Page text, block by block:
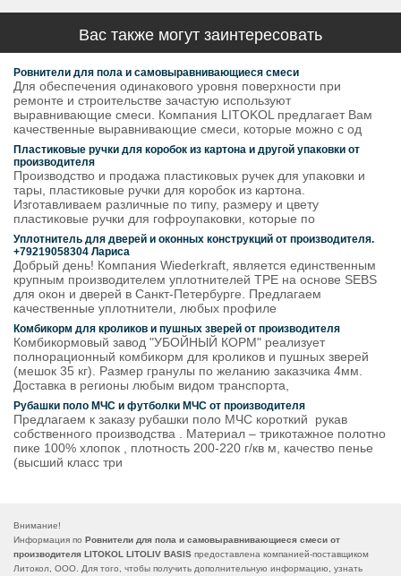
Вас также могут заинтересовать
Ровнители для пола и самовыравнивающиеся смеси
Для обеспечения одинакового уровня поверхности при
ремонте и строительстве зачастую используют
выравнивающие смеси. Компания LITOKOL предлагает Вам
качественные выравнивающие смеси, которые можно с од
Пластиковые ручки для коробок из картона и другой упаковки от
производителя
Производство и продажа пластиковых ручек для упаковки и
тары, пластиковые ручки для коробок из картона.
Изготавливаем различные по типу, размеру и цвету
пластиковые ручки для гофроупаковки, которые по
Уплотнитель для дверей и оконных конструкций от производителя.
+79219058304 Лариса
Добрый день! Компания Wiederkraft, является единственным
крупным производителем уплотнителей ТРЕ на основе SEBS
для окон и дверей в Санкт-Петербурге. Предлагаем
качественные уплотнители, любых профиле
Комбикорм для кроликов и пушных зверей от производителя
Комбикормовый завод "УБОЙНЫЙ КОРМ" реализует
полнорационный комбикорм для кроликов и пушных зверей
(мешок 35 кг). Размер гранулы по желанию заказчика 4мм.
Доставка в регионы любым видом транспорта,
Рубашки поло МЧС и футболки МЧС от производителя
Предлагаем к заказу рубашки поло МЧС короткий рукав
собственного производства . Материал – трикотажное полотно
пике 100% хлопок , плотность 200-220 г/кв м, качество пенье
(высший класс три
Внимание!
Информация по Ровнители для пола и самовыравнивающиеся смеси от
производителя LITOKOL LITOLIV BASIS предоставлена компанией-поставщиком
Литокол, ООО. Для того, чтобы получить дополнительную информацию, узнать